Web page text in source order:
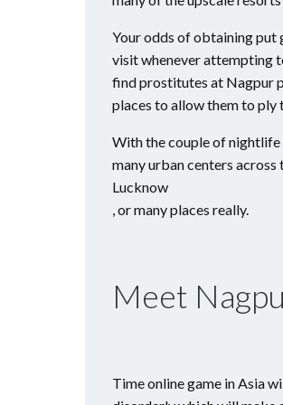
Your odds of obtaining put
visit whenever attempting
find prostitutes at Nagpur
places to allow them to ply
With the couple of nightlife
many urban centers across
Lucknow
, or many places really.
Meet
Time online game in Asia